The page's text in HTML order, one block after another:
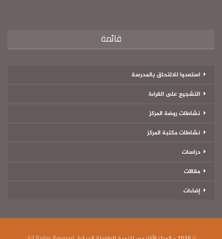
قائمة
استعدوا للالتحاق بالمدرسة
التشجيع على القراءة
نشاطات روضة المركز
نشاطات مكتبة المركز
دراسات
مقالات
إضاءات